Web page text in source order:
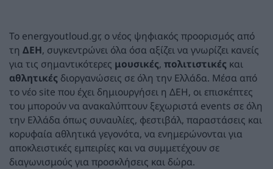
Το energyoutloud.gr, ο νέος ψηφιακός προορισμός από
τη ΔΕΗ, συγκεντρώνει όλα όσα αξίζει να γνωρίζει κανείς
για τις σημαντικότερες μουσικές, πολιτιστικές και
αθλητικές διοργανώσεις σε όλη την Ελλάδα. Μέσα από
το νέο site που έχει δημιουργήσει η ΔΕΗ, οι επισκέπτες
του μπορούν να ανακαλύπτουν ξεχωριστά events σε όλη
την Ελλάδα όπως συναυλίες, φεστιβάλ, παραστάσεις και
κορυφαία αθλητικά γεγονότα, να ενημερώνονται για
αποκλειστικές εμπειρίες και να συμμετέχουν σε
διαγωνισμούς για προσκλήσεις και δώρα.